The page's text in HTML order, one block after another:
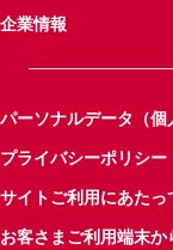
企業情報
パーソナルデータ（
プライバシーポリシー
サイトご利用にあたっ
お客さまご利用端末